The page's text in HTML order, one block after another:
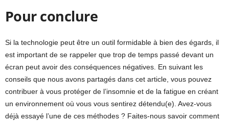
Pour conclure
Si la technologie peut être un outil formidable à bien des égards, il
est important de se rappeler que trop de temps passé devant un
écran peut avoir des conséquences négatives. En suivant les
conseils que nous avons partagés dans cet article, vous pouvez
contribuer à vous protéger de l’insomnie et de la fatigue en créant
un environnement où vous vous sentirez détendu(e). Avez-vous
déjà essayé l’une de ces méthodes ? Faites-nous savoir comment